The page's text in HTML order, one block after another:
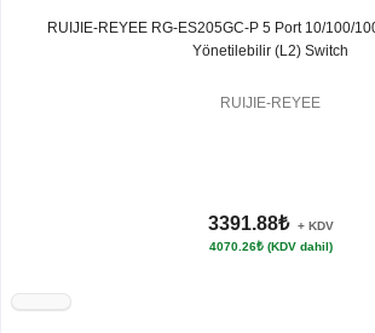
RUIJIE-REYEE RG-ES205GC-P 5 Port 10/100/
Yönetilebilir (L2) Switch
RUIJIE-REYEE
3391.88₺
+ KDV
4070.26₺ (KDV dahil)